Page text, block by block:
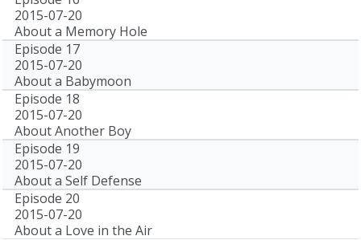
2015-07-20
About a Memory Hole
Episode 17
2015-07-20
About a Babymoon
Episode 18
2015-07-20
About Another Boy
Episode 19
2015-07-20
About a Self Defense
Episode 20
2015-07-20
About a Love in the Air